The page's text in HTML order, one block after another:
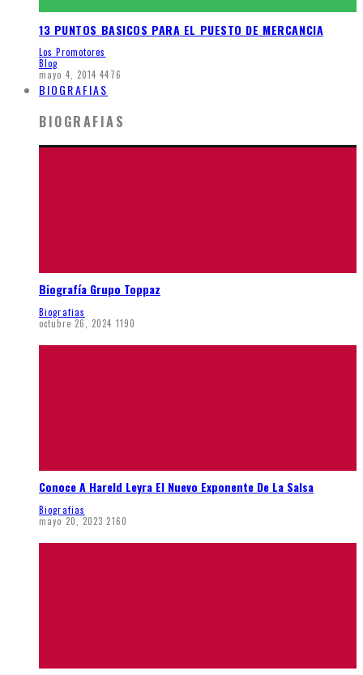
13 PUNTOS BASICOS PARA EL PUESTO DE MERCANCIA
Los Promotores
Blog
mayo 4, 2014 4476
BIOGRAFIAS
BIOGRAFIAS
Biografía Grupo Toppaz
Biografias
octubre 26, 2024 1190
Conoce A Hareld Leyra El Nuevo Exponente De La Salsa
Biografias
mayo 20, 2023 2160